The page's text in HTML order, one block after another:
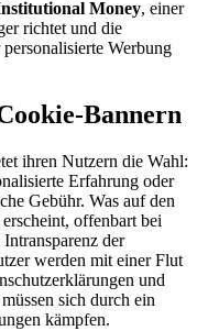
Money, einer
richtet und die
Werbung
Bannern
ihren Nutzern die Wahl:
Erfahrung oder
Gebühr. Was auf den
offenbart bei
der
werden mit einer Flut
und
sich durch ein
kämpfen.